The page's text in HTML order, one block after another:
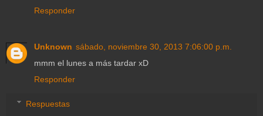
Responder
Unknown sábado, noviembre 30, 2013 7:06:00 p.m.
mmm el lunes a más tardar xD
Responder
Respuestas